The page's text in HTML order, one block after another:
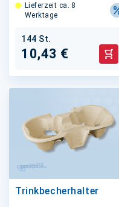
Lieferzeit ca. 8
Werktage
144 St.
10,43 € In
Trinkbecherhalter